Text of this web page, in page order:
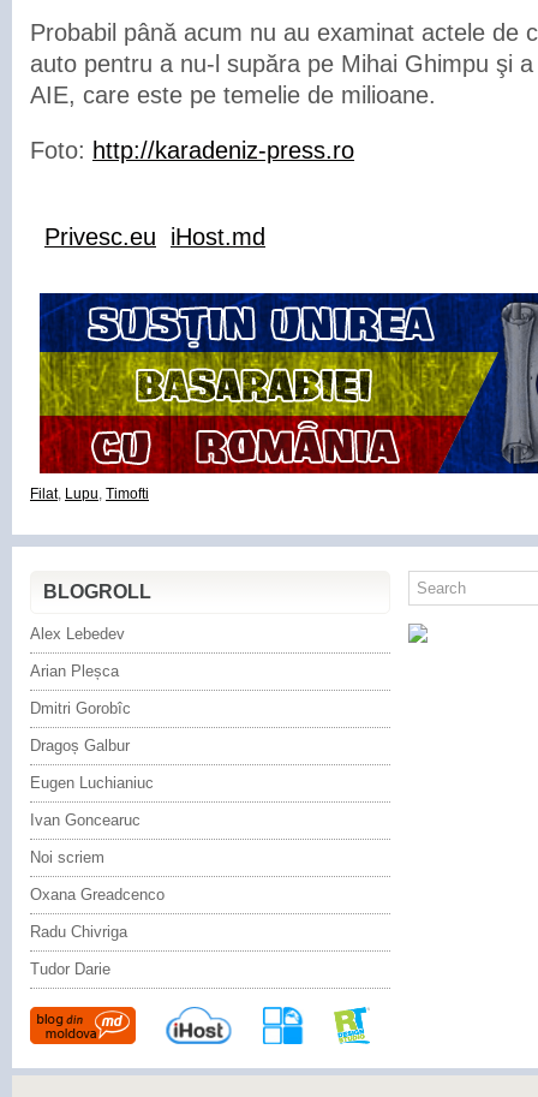
Probabil până acum nu au examinat actele de
auto pentru a nu-l supăra pe Mihai Ghimpu şi
AIE, care este pe temelie de milioane.
Foto: http://karadeniz-press.ro
Privesc.eu iHost.md
Filat, Lupu, Timofti
BLOGROLL
Alex Lebedev
Arian Pleșca
Dmitri Gorobîc
Dragoș Galbur
Eugen Luchianiuc
Ivan Goncearuc
Noi scriem
Oxana Greadcenco
Radu Chivriga
Tudor Darie